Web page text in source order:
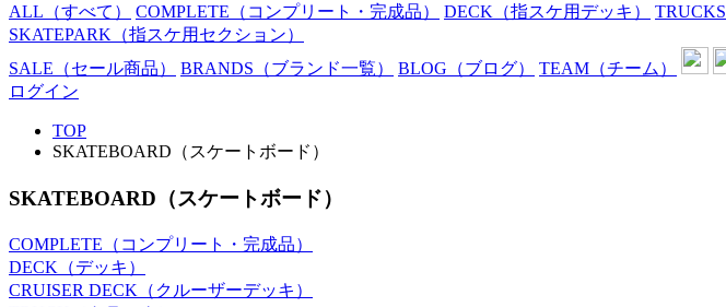
ALL （すべて） COMPLETE （コンプリート・完成品） DECK （指スケ用デッキ） TRUCKS
SKATEPARK （指スケ用セクション）
SALE （セール商品） BRANDS （ブランド一覧） BLOG （ブログ） TEAM （チーム）
ログイン
TOP
SKATEBOARD（スケートボード）
SKATEBOARD（スケートボード）
COMPLETE（コンプリート・完成品）
DECK（デッキ）
CRUISER DECK（クルーザーデッキ）